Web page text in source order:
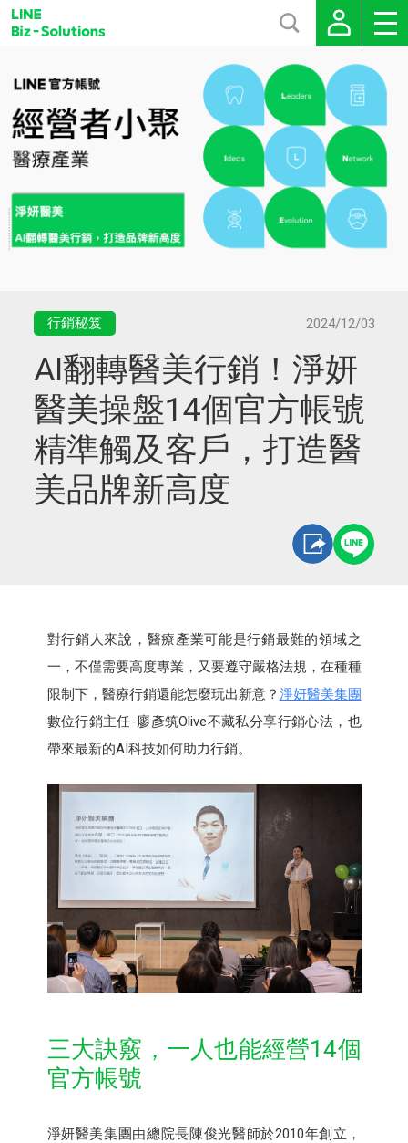
行銷秘笈 2024/12/03
AI翻轉醫美行銷！淨妍
醫美操盤14個官方帳號
精準觸及客戶，打造醫
美品牌新高度
對行銷人來說，醫療產業可能是行銷最難的領域之
一，不僅需要高度專業，又要遵守嚴格法規，在種種
限制下，醫療行銷還能怎麼玩出新意？ 淨妍醫美集團
數位行銷主任-廖彥筑Olive不藏私分享行銷心法，也
帶來最新的AI科技如何助力行銷。
三大訣竅，一人也能經營14個
官方帳號
淨妍醫美集團由總院長陳俊光醫師於2010年創立，